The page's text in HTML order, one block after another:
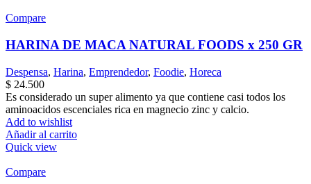
Compare
HARINA DE MACA NATURAL FOODS x 250 GR
Despensa, Harina, Emprendedor, Foodie, Horeca
$ 24.500
Es considerado un super alimento ya que contiene casi todos los
aminoacidos escenciales rica en magnecio zinc y calcio.
Add to wishlist
Añadir al carrito
Quick view
Compare